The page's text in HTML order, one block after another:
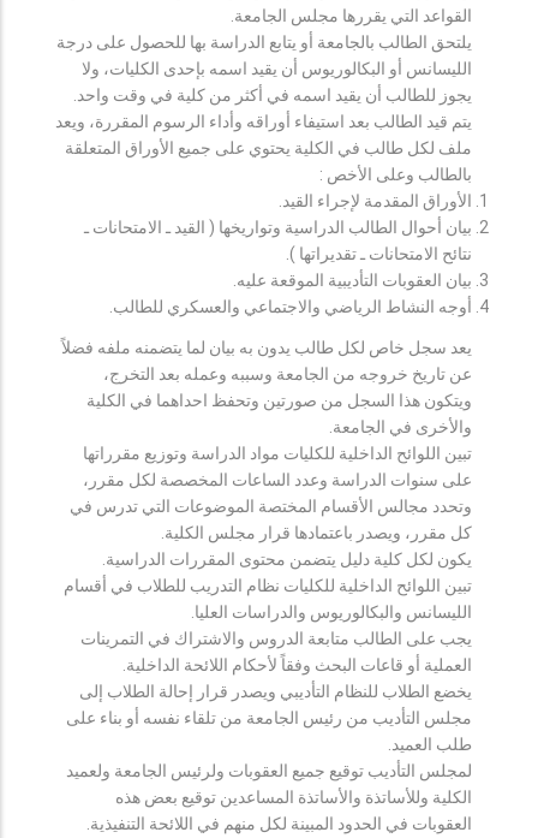
القواعد التي يقررها مجلس الجامعة.
يلتحق الطالب بالجامعة أو يتابع الدراسة بها للحصول على درجة
الليسانس أو البكالوريوس أن يقيد اسمه بإحدى الكليات، ولا
يجوز للطالب أن يقيد اسمه في أكثر من كلية في وقت واحد.
يتم قيد الطالب بعد استيفاء أوراقه وأداء الرسوم المقررة، ويعد
ملف لكل طالب في الكلية يحتوي على جميع الأوراق المتعلقة
بالطالب وعلى الأخص :
الأوراق المقدمة لإجراء القيد.
بيان أحوال الطالب الدراسية وتواريخها ( القيد ـ الامتحانات ـ
نتائح الامتحانات ـ تقديراتها ).
بيان العقوبات التأديبية الموقعة عليه.
أوجه النشاط الرياضي والاجتماعي والعسكري للطالب.
يعد سجل خاص لكل طالب يدون به بيان لما يتضمنه ملفه فضلاً
عن تاريخ خروجه من الجامعة وسببه وعمله بعد التخرج،
ويتكون هذا السجل من صورتين وتحفظ احداهما في الكلية
والأخرى في الجامعة.
تبين اللوائح الداخلية للكليات مواد الدراسة وتوزيع مقرراتها
على سنوات الدراسة وعدد الساعات المخصصة لكل مقرر،
وتحدد مجالس الأقسام المختصة الموضوعات التي تدرس في
كل مقرر، ويصدر باعتمادها قرار مجلس الكلية.
يكون لكل كلية دليل يتضمن محتوى المقررات الدراسية.
تبين اللوائح الداخلية للكليات نظام التدريب للطلاب في أقسام
الليسانس والبكالوريوس والدراسات العليا.
يجب على الطالب متابعة الدروس والاشتراك في التمرينات
العملية أو قاعات البحث وفقاً لأحكام اللائحة الداخلية.
يخضع الطلاب للنظام التأديبي ويصدر قرار إحالة الطلاب إلى
مجلس التأديب من رئيس الجامعة من تلقاء نفسه أو بناء على
طلب العميد.
لمجلس التأديب توقيع جميع العقوبات ولرئيس الجامعة ولعميد
الكلية وللأساتذة والأساتذة المساعدين توقيع بعض هذه
العقوبات في الحدود المبينة لكل منهم في اللائحة التنفيذية.